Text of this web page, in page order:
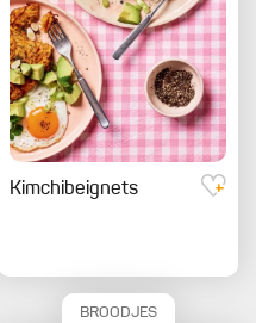
Kimchibeignets
BROODJES